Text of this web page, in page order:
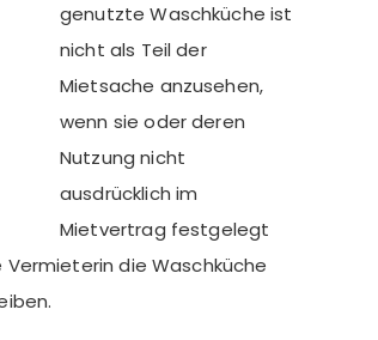
genutzte Waschküche ist
nicht als Teil der
Mietsache anzusehen,
wenn sie oder deren
Nutzung nicht
ausdrücklich im
Mietvertrag festgelegt
die Waschküche